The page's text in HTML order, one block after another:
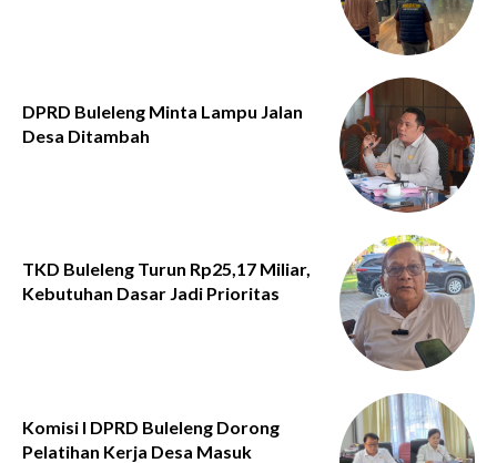
DPRD Buleleng Minta Lampu Jalan
Desa Ditambah
TKD Buleleng Turun Rp25,17 Miliar,
Kebutuhan Dasar Jadi Prioritas
Komisi I DPRD Buleleng Dorong
Pelatihan Kerja Desa Masuk